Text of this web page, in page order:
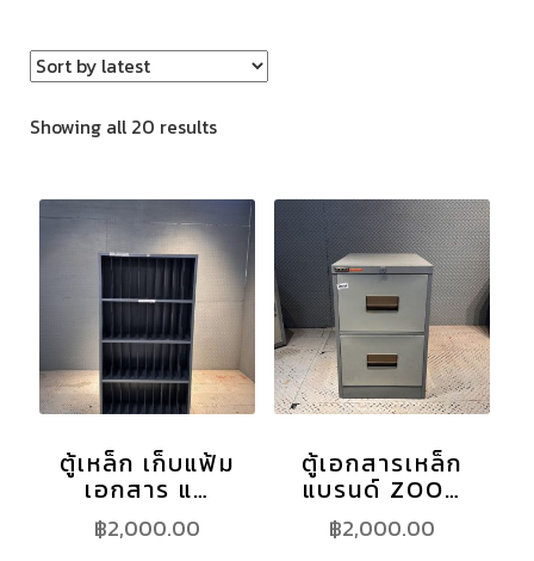
Showing all 20 results
ตู้เหล็ก เก็บแฟ้ม
เอกสาร แ…
฿2,000.00
ตู้เอกสารเหล็ก
แบรนด์ ZOO…
฿2,000.00